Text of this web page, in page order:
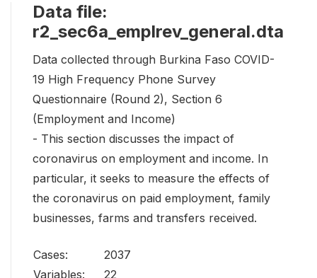
Data file:
r2_sec6a_emplrev_general.dta
Data collected through Burkina Faso COVID-
19 High Frequency Phone Survey
Questionnaire (Round 2), Section 6
(Employment and Income)
- This section discusses the impact of
coronavirus on employment and income. In
particular, it seeks to measure the effects of
the coronavirus on paid employment, family
businesses, farms and transfers received.
Cases:
2037
Variables:
22